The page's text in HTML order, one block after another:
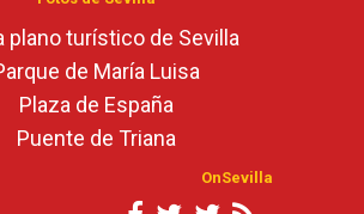
plano turístico de Sevilla
de María Luisa
Plaza de España
Puente de Triana
OnSevilla